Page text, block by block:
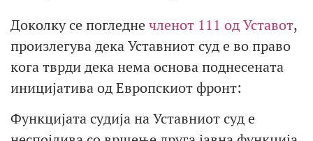
Доколку се погледне членот 111 од Уставот,
произлегува дека Уставниот суд е во право
кога тврди дека нема основа поднесената
иницијатива од Европскиот фронт:
Функцијата судија на Уставниот суд е